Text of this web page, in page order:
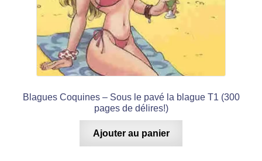
Blagues Coquines – Sous le pavé la blague T1 (300
pages de délires!)
Ajouter au panier